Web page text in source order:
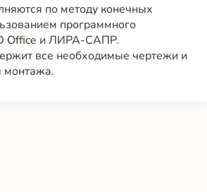
по методу конечных
программного
Office и ЛИРА-САПР.
все необходимые чертежи и
монтажа.